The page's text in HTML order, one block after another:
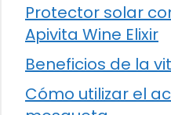
Protector solar
Apivita Wine Elixir
Beneficios de la
Cómo utilizar el